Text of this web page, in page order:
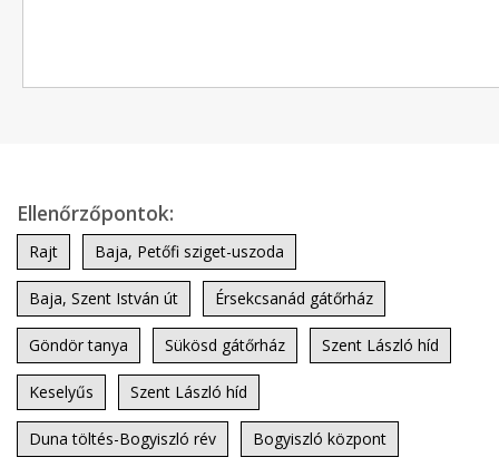
Ellenőrzőpontok:
Rajt Baja, Petőfi sziget-uszoda
Baja, Szent István út Érsekcsanád gátőrház
Göndör tanya Sükösd gátőrház Szent László híd
Keselyűs Szent László híd
Duna töltés-Bogyiszló rév Bogyiszló központ